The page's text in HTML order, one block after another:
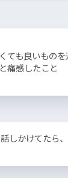
ても良いもの
痛感したこと
しかけてたら